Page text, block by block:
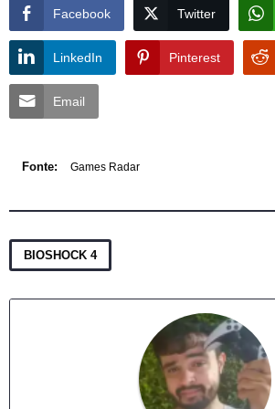
Facebook Twitter
LinkedIn Pinterest
Email
Fonte: Games Radar
BIOSHOCK 4